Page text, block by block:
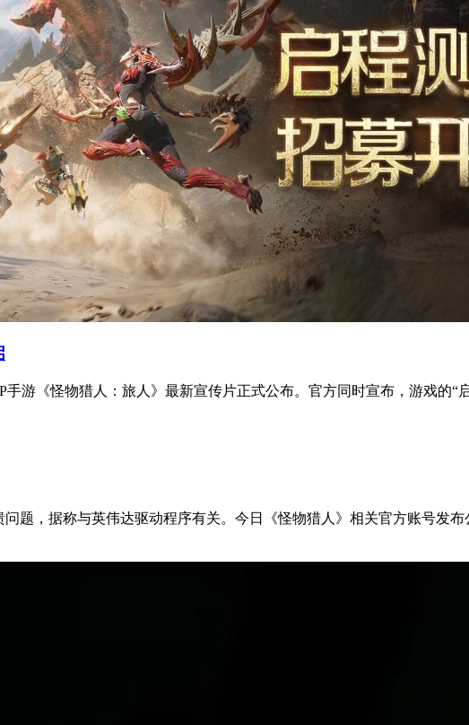
游《怪物猎人：旅人》最新宣传片正式公布。官方同时宣布，游戏的“
题，据称与英伟达驱动程序有关。今日《怪物猎人》相关官方账号发